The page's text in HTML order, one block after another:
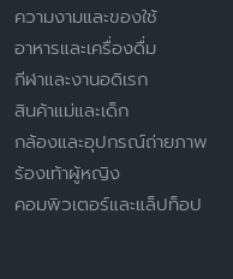
ความงามและของใช้
อาหารและเครื่องดื่ม
กีฬาและงานอดิเรก
สินค้าแม่และเด็ก
กล้องและอุปกรณ์ถ่ายภาพ
ร้องเท้าผู้หญิง
คอมพิวเตอร์และแล็ปท็อป